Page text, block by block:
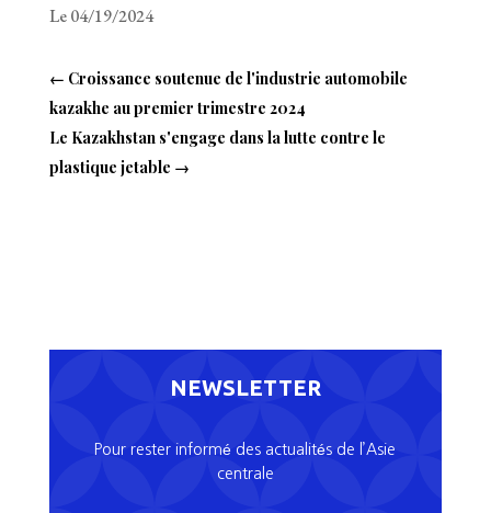
Le 04/19/2024
← Croissance soutenue de l'industrie automobile
kazakhe au premier trimestre 2024
Le Kazakhstan s'engage dans la lutte contre le
plastique jetable →
NEWSLETTER
Pour rester informé des actualités de l’Asie
centrale